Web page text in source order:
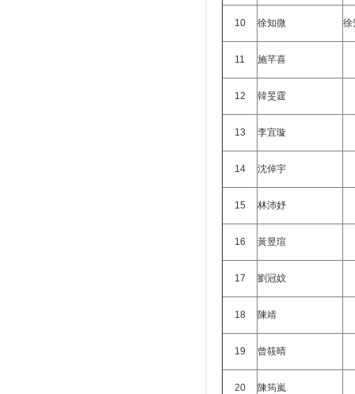
10 徐知微 徐
11 施芊喜
12 韓旻霆
13 李宜璇
14 沈倬宇
15 林沛妤
16 黃昱瑄
17 劉冠妏
18 陳靖
19 曾筱晴
20 陳筠嵐